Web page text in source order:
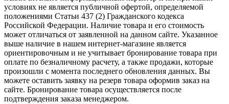
условиях не является публичной офертой, определяемой
положениями Статьи 437 (2) Гражданского кодекса
Российской Федерации. Наличие товара и его стоимость
может отличаться от заявленной на данном сайте. Указанное
выше наличие в нашем интернет-магазине является
ориентировочным и не учитывает бронирование товара при
оплате по безналичному расчету, а также продажи, которые
произошли с момента последнего обновления данных. Вы
можете оставить заявку на резерв товара оформив заказ на
сайте. Бронирование товара осуществляется после
подтверждения заказа менеджером.